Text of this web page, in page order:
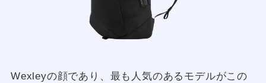
Wexleyの顔であり、最も人気のあるモデルがこの